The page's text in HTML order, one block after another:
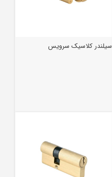
سیلندر کلاسیک سرویس